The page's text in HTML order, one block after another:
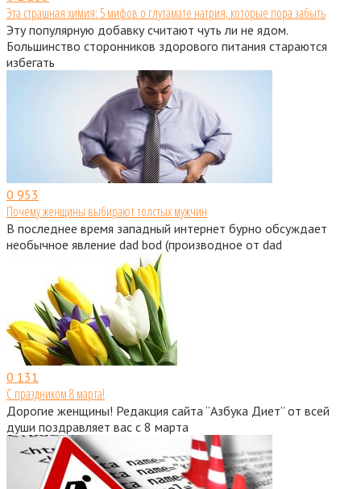
Эта страшная химия: 5 мифов о глутамате натрия, которые пора забыть
Эту популярную добавку считают чуть ли не ядом.
Большинство сторонников здорового питания стараются
избегать
0 953
Почему женщины выбирают толстых мужчин
В последнее время западный интернет бурно обсуждает
необычное явление dad bod (производное от dad
0 131
С праздником 8 марта!
Дорогие женщины! Редакция сайта “Азбука Диет” от всей
души поздравляет вас с 8 марта